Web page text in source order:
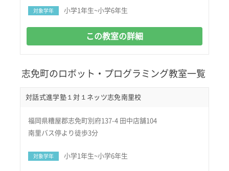
対象学年 小学1年生~小学6年生
この教室の詳細
志免町のロボット・プログラミング教室一覧
対話式進学塾１対１ネッツ志免南里校
福岡県糟屋郡志免町別府137-4 田中店舗104
南里バス停より徒歩3分
対象学年 小学1年生~小学6年生